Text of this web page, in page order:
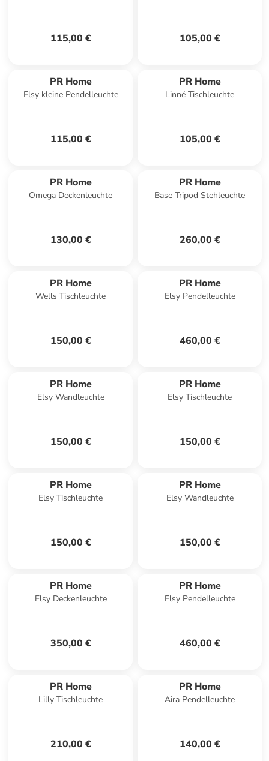
115,00 € 105,00 €
PR Home
Elsy kleine Pendelleuchte
115,00 €
PR Home
Linné Tischleuchte
105,00 €
PR Home
Omega Deckenleuchte
130,00 €
PR Home
Base Tripod Stehleuchte
260,00 €
PR Home
Wells Tischleuchte
150,00 €
PR Home
Elsy Pendelleuchte
460,00 €
PR Home
Elsy Wandleuchte
150,00 €
PR Home
Elsy Tischleuchte
150,00 €
PR Home
Elsy Tischleuchte
150,00 €
PR Home
Elsy Wandleuchte
150,00 €
PR Home
Elsy Deckenleuchte
350,00 €
PR Home
Elsy Pendelleuchte
460,00 €
PR Home
Lilly Tischleuchte
210,00 €
PR Home
Aira Pendelleuchte
140,00 €